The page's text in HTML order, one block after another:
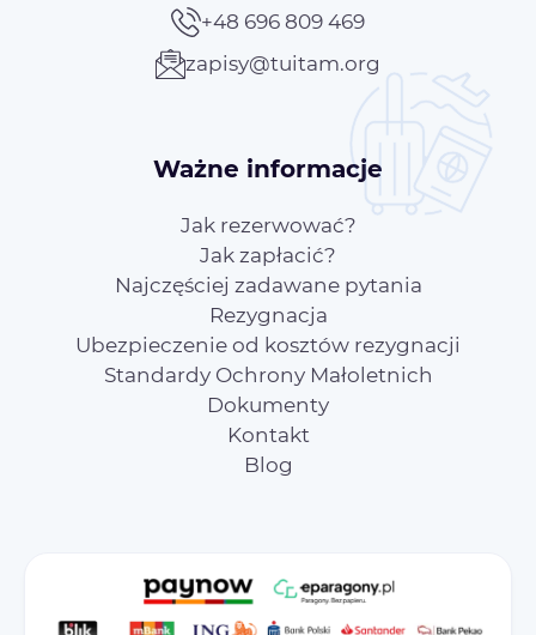
+48 696 809 469
zapisy@tuitam.org
Ważne informacje
Jak rezerwować?
Jak zapłacić?
Najczęściej zadawane pytania
Rezygnacja
Ubezpieczenie od kosztów rezygnacji
Standardy Ochrony Małoletnich
Dokumenty
Kontakt
Blog